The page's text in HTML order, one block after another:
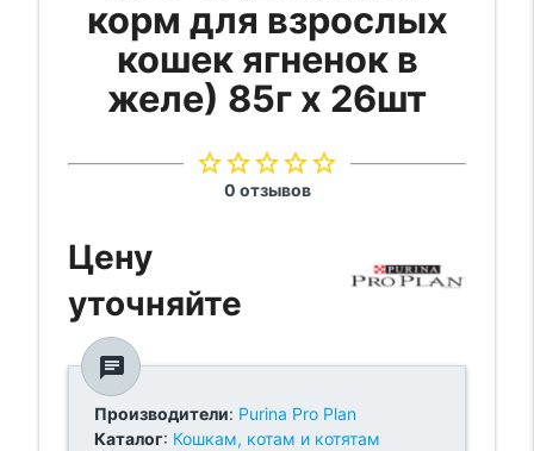
корм для взрослых
кошек ягненок в
желе) 85г х 26шт
star_borderstar_borderstar_borderstar_borderstar_border
0 отзывов
Цену
уточняйте
chat
Производители: Purina Pro Plan
Каталог: Кошкам, котам и котятам